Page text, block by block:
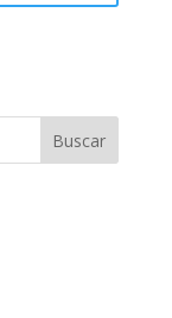
Buscar